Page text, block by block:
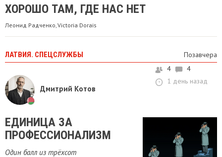
ХОРОШО ТАМ, ГДЕ НАС НЕТ
Леонид Радченко,Victoria Dorais
ЛАТВИЯ. СПЕЦСЛУЖБЫ Позавчера
Дмитрий Котов
4
4
1 день назад
ЕДИНИЦА ЗА
ПРОФЕССИОНАЛИЗМ
Один балл из трёхсот